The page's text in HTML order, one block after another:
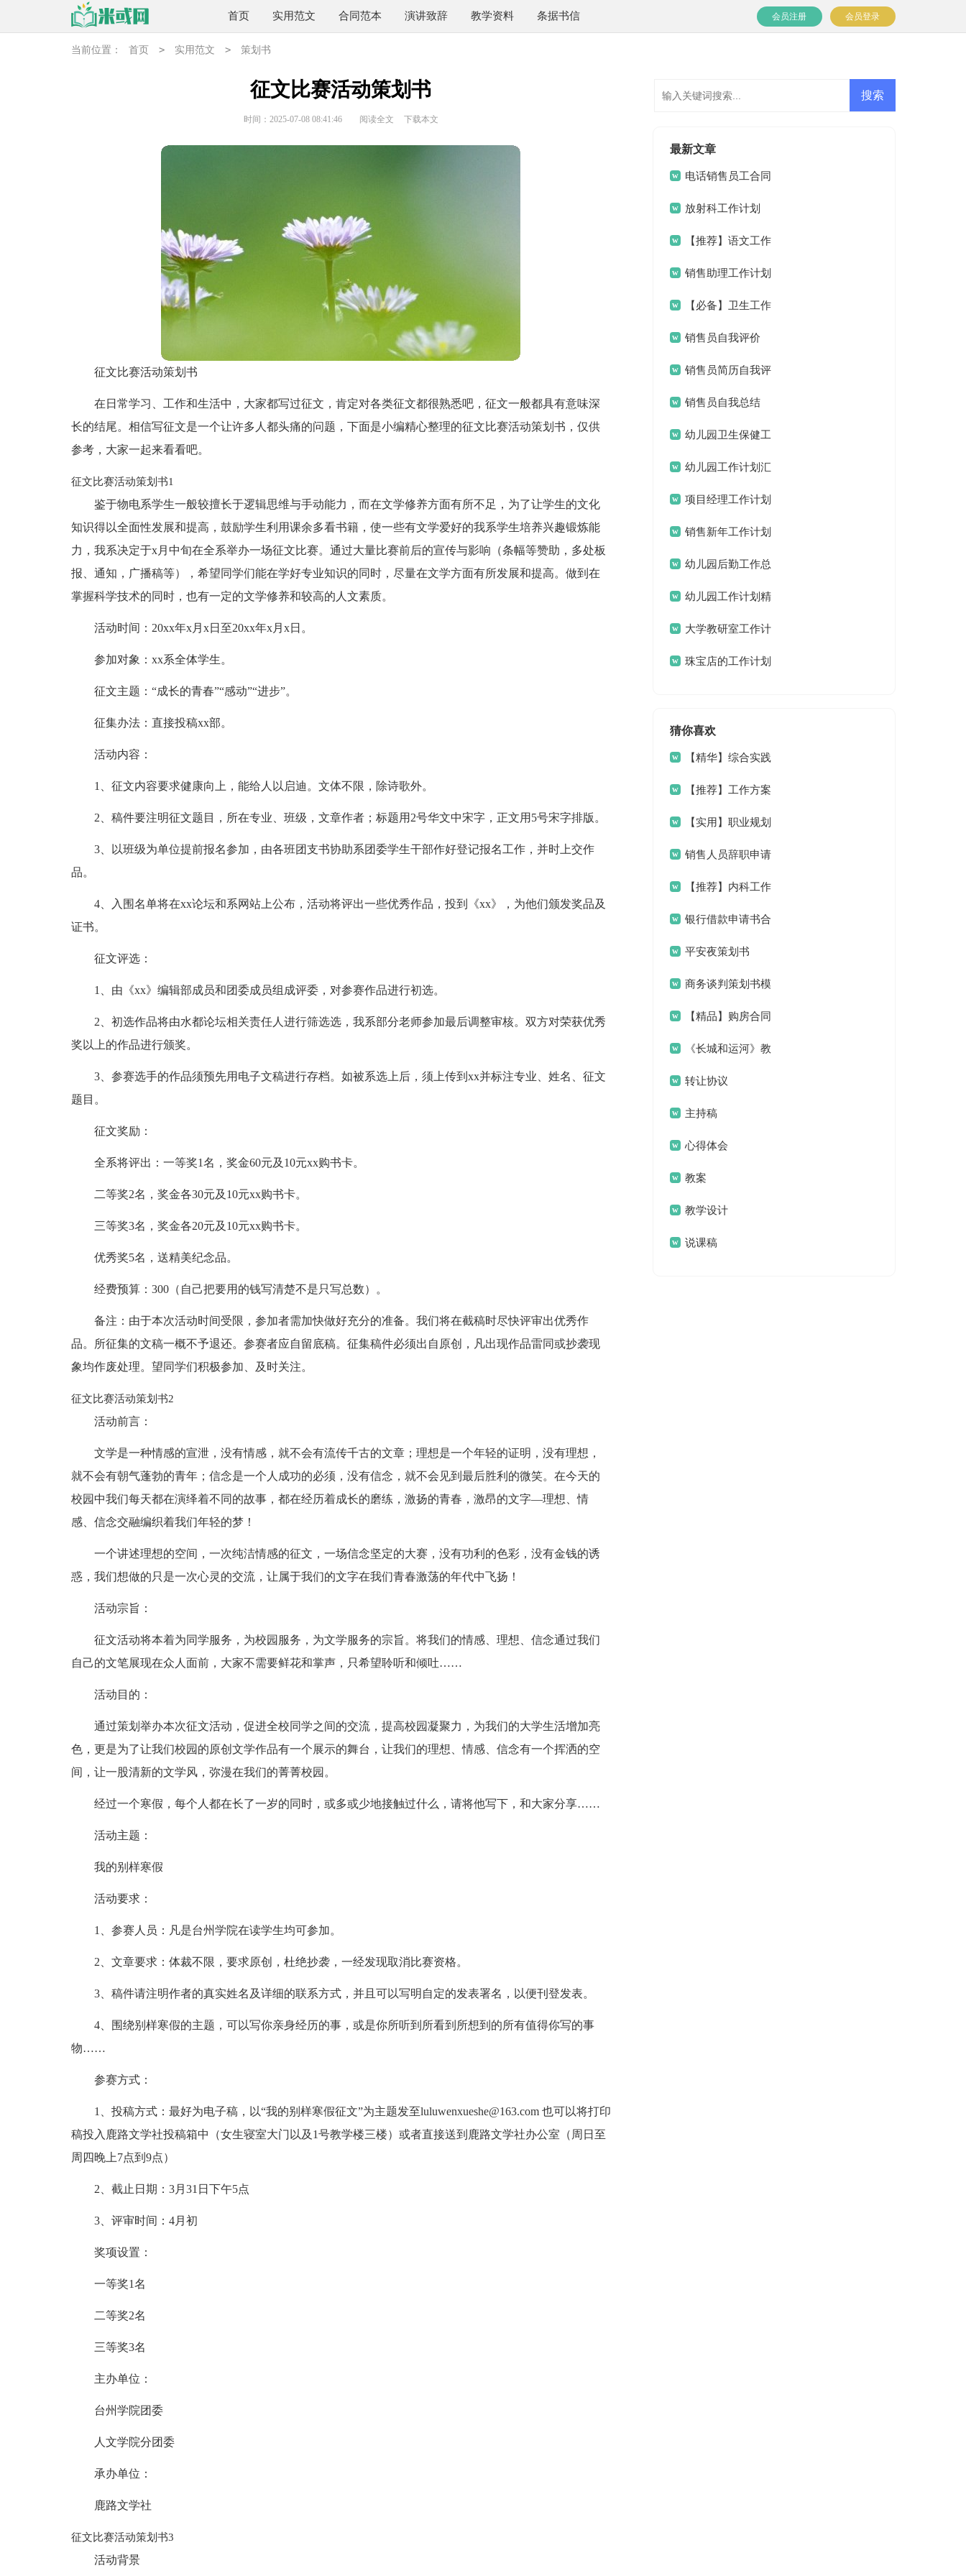
首页 实用范文 合同范本 演讲致辞 教学资料 条据书信 会员登录
会员注册
当前位置： 首页 > 实用范文 > 策划书
征文比赛活动策划书
时间：2025-07-08 08:41:46 阅读全文 下载本文
征文比赛活动策划书
在日常学习、工作和生活中，大家都写过征文，肯定对各类征文都很熟悉吧，征文一般都具有意味深
长的结尾。相信写征文是一个让许多人都头痛的问题，下面是小编精心整理的征文比赛活动策划书，仅供
参考，大家一起来看看吧。
征文比赛活动策划书1
鉴于物电系学生一般较擅长于逻辑思维与手动能力，而在文学修养方面有所不足，为了让学生的文化
知识得以全面性发展和提高，鼓励学生利用课余多看书籍，使一些有文学爱好的我系学生培养兴趣锻炼能
力，我系决定于x月中旬在全系举办一场征文比赛。通过大量比赛前后的宣传与影响（条幅等赞助，多处板
报、通知，广播稿等），希望同学们能在学好专业知识的同时，尽量在文学方面有所发展和提高。做到在
掌握科学技术的同时，也有一定的文学修养和较高的人文素质。
活动时间：20xx年x月x日至20xx年x月x日。
参加对象：xx系全体学生。
征文主题：“成长的青春”“感动”“进步”。
征集办法：直接投稿xx部。
活动内容：
1、征文内容要求健康向上，能给人以启迪。文体不限，除诗歌外。
2、稿件要注明征文题目，所在专业、班级，文章作者；标题用2号华文中宋字，正文用5号宋字排版。
3、以班级为单位提前报名参加，由各班团支书协助系团委学生干部作好登记报名工作，并时上交作
品。
4、入围名单将在xx论坛和系网站上公布，活动将评出一些优秀作品，投到《xx》，为他们颁发奖品及
证书。
征文评选：
1、由《xx》编辑部成员和团委成员组成评委，对参赛作品进行初选。
2、初选作品将由水都论坛相关责任人进行筛选选，我系部分老师参加最后调整审核。双方对荣获优秀
奖以上的作品进行颁奖。
3、参赛选手的作品须预先用电子文稿进行存档。如被系选上后，须上传到xx并标注专业、姓名、征文
题目。
征文奖励：
全系将评出：一等奖1名，奖金60元及10元xx购书卡。
二等奖2名，奖金各30元及10元xx购书卡。
三等奖3名，奖金各20元及10元xx购书卡。
优秀奖5名，送精美纪念品。
经费预算：300（自己把要用的钱写清楚不是只写总数）。
备注：由于本次活动时间受限，参加者需加快做好充分的准备。我们将在截稿时尽快评审出优秀作
品。所征集的文稿一概不予退还。参赛者应自留底稿。征集稿件必须出自原创，凡出现作品雷同或抄袭现
象均作废处理。望同学们积极参加、及时关注。
征文比赛活动策划书2
活动前言：
文学是一种情感的宣泄，没有情感，就不会有流传千古的文章；理想是一个年轻的证明，没有理想，
就不会有朝气蓬勃的青年；信念是一个人成功的必须，没有信念，就不会见到最后胜利的微笑。在今天的
校园中我们每天都在演绎着不同的故事，都在经历着成长的磨练，激扬的青春，激昂的文字—理想、情
感、信念交融编织着我们年轻的梦！
一个讲述理想的空间，一次纯洁情感的征文，一场信念坚定的大赛，没有功利的色彩，没有金钱的诱
惑，我们想做的只是一次心灵的交流，让属于我们的文字在我们青春激荡的年代中飞扬！
活动宗旨：
征文活动将本着为同学服务，为校园服务，为文学服务的宗旨。将我们的情感、理想、信念通过我们
自己的文笔展现在众人面前，大家不需要鲜花和掌声，只希望聆听和倾吐……
活动目的：
通过策划举办本次征文活动，促进全校同学之间的交流，提高校园凝聚力，为我们的大学生活增加亮
色，更是为了让我们校园的原创文学作品有一个展示的舞台，让我们的理想、情感、信念有一个挥洒的空
间，让一股清新的文学风，弥漫在我们的菁菁校园。
经过一个寒假，每个人都在长了一岁的同时，或多或少地接触过什么，请将他写下，和大家分享……
活动主题：
我的别样寒假
活动要求：
1、参赛人员：凡是台州学院在读学生均可参加。
2、文章要求：体裁不限，要求原创，杜绝抄袭，一经发现取消比赛资格。
3、稿件请注明作者的真实姓名及详细的联系方式，并且可以写明自定的发表署名，以便刊登发表。
4、围绕别样寒假的主题，可以写你亲身经历的事，或是你所听到所看到所想到的所有值得你写的事
物……
参赛方式：
1、投稿方式：最好为电子稿，以“我的别样寒假征文”为主题发至luluwenxueshe@163.com 也可以将打印
稿投入鹿路文学社投稿箱中（女生寝室大门以及1号教学楼三楼）或者直接送到鹿路文学社办公室（周日至
周四晚上7点到9点）
2、截止日期：3月31日下午5点
3、评审时间：4月初
奖项设置：
一等奖1名
二等奖2名
三等奖3名
主办单位：
台州学院团委
人文学院分团委
承办单位：
鹿路文学社
征文比赛活动策划书3
活动背景
最新文章
电话销售员工合同
放射科工作计划
【推荐】语文工作
计划4篇
销售助理工作计划
(15篇)【必备】卫生工作
计划3篇
销售员自我评价
销售员简历自我评
价 销售员自我总结
幼儿园卫生保健工
作计划(15篇)
幼儿园工作计划汇
编15篇项目经理工作计划
15篇销售新年工作计划
幼儿园后勤工作总
结汇编15篇
幼儿园工作计划精
选15篇大学教研室工作计
划 珠宝店的工作计划
猜你喜欢
【精华】综合实践
教案7篇【推荐】工作方案
范文汇总5篇
【实用】职业规划
职业规划合集10篇
销售人员辞职申请
书范文汇编10篇
【推荐】内科工作
总结汇编八篇
银行借款申请书合
集7篇平安夜策划书
商务谈判策划书模
板 【精品】购房合同
范文九篇《长城和运河》教
学设计转让协议
主持稿
心得体会
教案
教学设计
说课稿